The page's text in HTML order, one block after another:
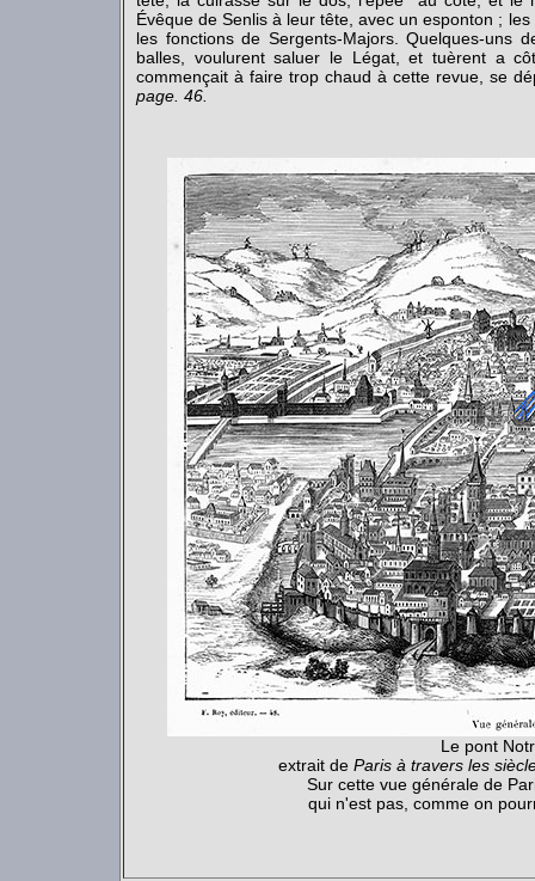
Évêque de Senlis à leur tête, avec un esponton ;
les fonctions de Sergents-Majors. Quelques-
balles, voulurent saluer le Légat, et tuèrent a
commençait à faire trop chaud à cette revue, se
page. 46.
Le pont
extrait de Paris à travers les
Sur cette vue générale de
qui n'est pas, comme on